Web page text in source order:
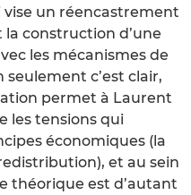
un réencastrement
construction d’une
les mécanismes de
seulement c’est clair,
permet à Laurent
les tensions qui
économiques (la
et au sein
théorique est d’autant